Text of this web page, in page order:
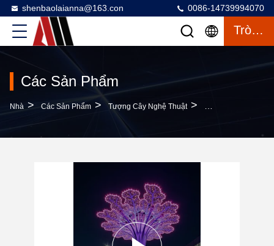
shenbaolaianna@163.con 0086-14739994070
Trò Chuyện
Các Sản Phẩm
Nhà > Các Sản Phẩm > Tượng Cây Nghệ Thuật > Sculpture Cây